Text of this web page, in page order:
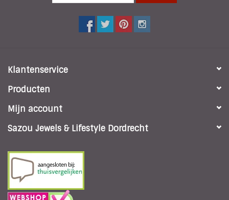
Klantenservice
Producten
Mijn account
Sazou Jewels & Lifestyle Dordrecht